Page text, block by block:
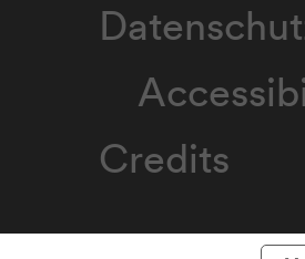
Credits